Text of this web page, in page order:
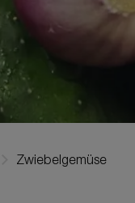
Zwiebelgemüse